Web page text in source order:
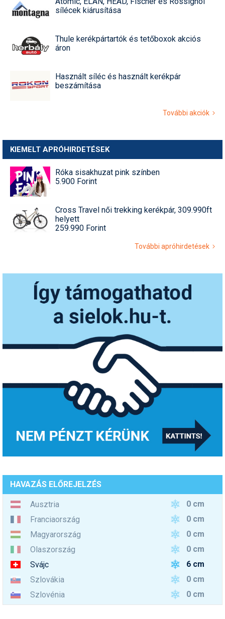
sílécek kiárusítása
Thule kerékpártartók és tetőboxok akciós
áron
Használt síléc és használt kerékpár
beszámítása
További akciók
KIEMELT APRÓHIRDETÉSEK
Róka sisakhuzat pink színben
5.900 Forint
Cross Travel női trekking kerékpár, 309.990ft
helyett
259.990 Forint
További apróhirdetések
HAVAZÁS ELŐREJELZÉS
Ausztria
0 cm
Franciaország
0 cm
Magyarország
0 cm
Olaszország
0 cm
Svájc
6 cm
Szlovákia
0 cm
Szlovénia
0 cm